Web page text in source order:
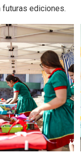
futuras ediciones.